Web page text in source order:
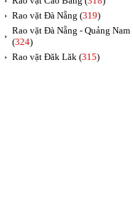
Rao vặt Đà Nẵng (319)
Rao vặt Đà Nẵng - Quảng Nam
(324)
Rao vặt Đăk Lăk (315)